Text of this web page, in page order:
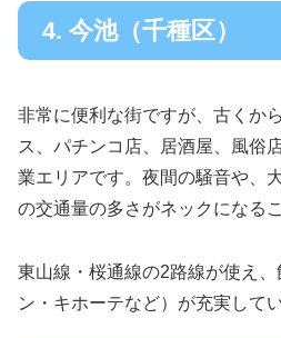
4. 今池（千種区）
非常に便利な街ですが、古くか
ス、パチンコ店、居酒屋、風俗
業エリアです。夜間の騒音や、
の交通量の多さがネックになる
東山線・桜通線の2路線が使え
ン・キホーテなど）が充実してい